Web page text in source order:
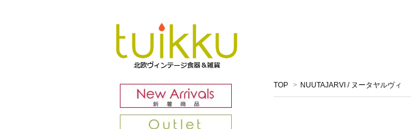
TOP > NUUTAJARVI / ヌータヤルヴィ